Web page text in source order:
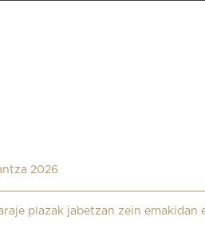
2026
plazak jabetzan zein emakidan